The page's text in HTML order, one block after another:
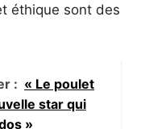
éthique sont des
: « Le poulet
star qui
»